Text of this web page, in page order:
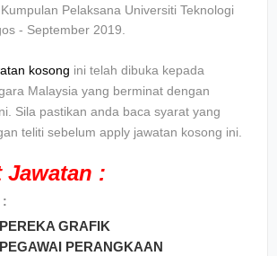
Pelaksana Universiti Teknologi
- September 2019.
kosong ini telah dibuka kepada
Malaysia yang berminat dengan
Sila pastikan anda baca syarat yang
teliti sebelum apply jawatan kosong ini.
Jawatan :
:
GRAFIK
PERANGKAAN